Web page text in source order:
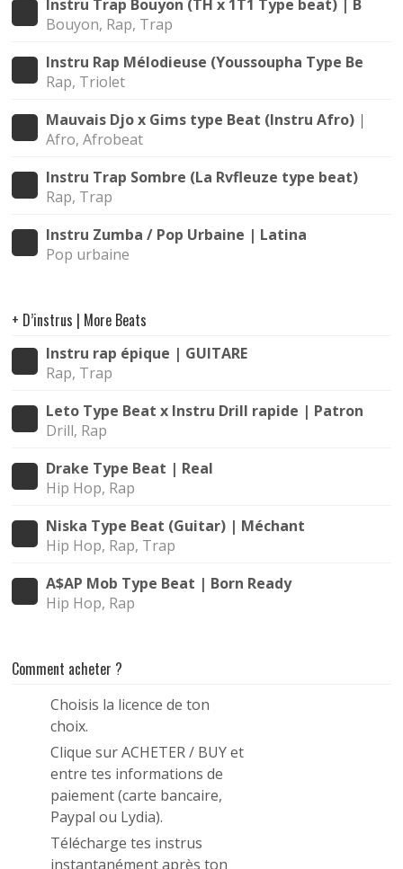
Instru Trap Bouyon (TH x 1T1 Type beat) |
Bouyon, Rap, Trap
Instru Rap Mélodieuse (Youssoupha Type Beat) |
Rap, Triolet
Mauvais Djo x Gims type Beat (Instru Afro) |
Afro, Afrobeat
Instru Trap Sombre (La Rvfleuze type beat) |
Rap, Trap
Instru Zumba / Pop Urbaine | Latina
Pop urbaine
+ D’instrus | More Beats
Instru rap épique | GUITARE
Rap, Trap
Leto Type Beat x Instru Drill rapide | Patron
Drill, Rap
Drake Type Beat | Real
Hip Hop, Rap
Niska Type Beat (Guitar) | Méchant
Hip Hop, Rap, Trap
A$AP Mob Type Beat | Born Ready
Hip Hop, Rap
Comment acheter ?
Choisis la licence de ton
choix.
Clique sur ACHETER / BUY et
entre tes informations de
paiement (carte bancaire,
Paypal ou Lydia).
Télécharge tes instrus
instantanément après ton